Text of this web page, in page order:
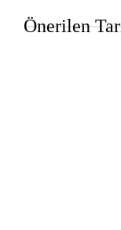
Önerilen